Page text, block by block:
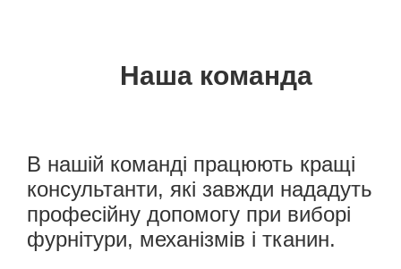
Наша команда
В нашій команді працюють кращі
консультанти, які завжди нададуть
професійну допомогу при виборі
фурнітури, механізмів і тканин.